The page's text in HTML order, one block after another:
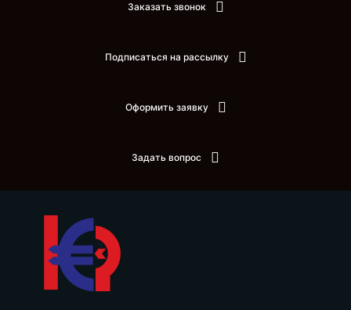
Заказать звонок
Подписаться на рассылку
Оформить заявку
Задать вопрос